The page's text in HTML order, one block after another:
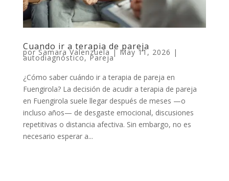
Cuando ir a terapia de pareja
porSamara Valenzuela| May 11, 2026 |
autodiagnóstico,Pareja
¿Cómo saber cuándo ir a terapia de pareja en
Fuengirola? La decisión de acudir a terapia de pareja
en Fuengirola suele llegar después de meses —o
incluso años— de desgaste emocional, discusiones
repetitivas o distancia afectiva. Sin embargo, no es
necesario esperar a...